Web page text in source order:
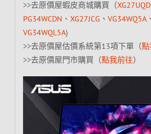
>>去原價屋蝦皮商城購買（
PG34WCDN 、 XG27JCG 、 VG34WQ5A、
VG34WQL5A)
>>去原價屋估價系統第13項下單（
>>去原價屋門市購買（點我前往）